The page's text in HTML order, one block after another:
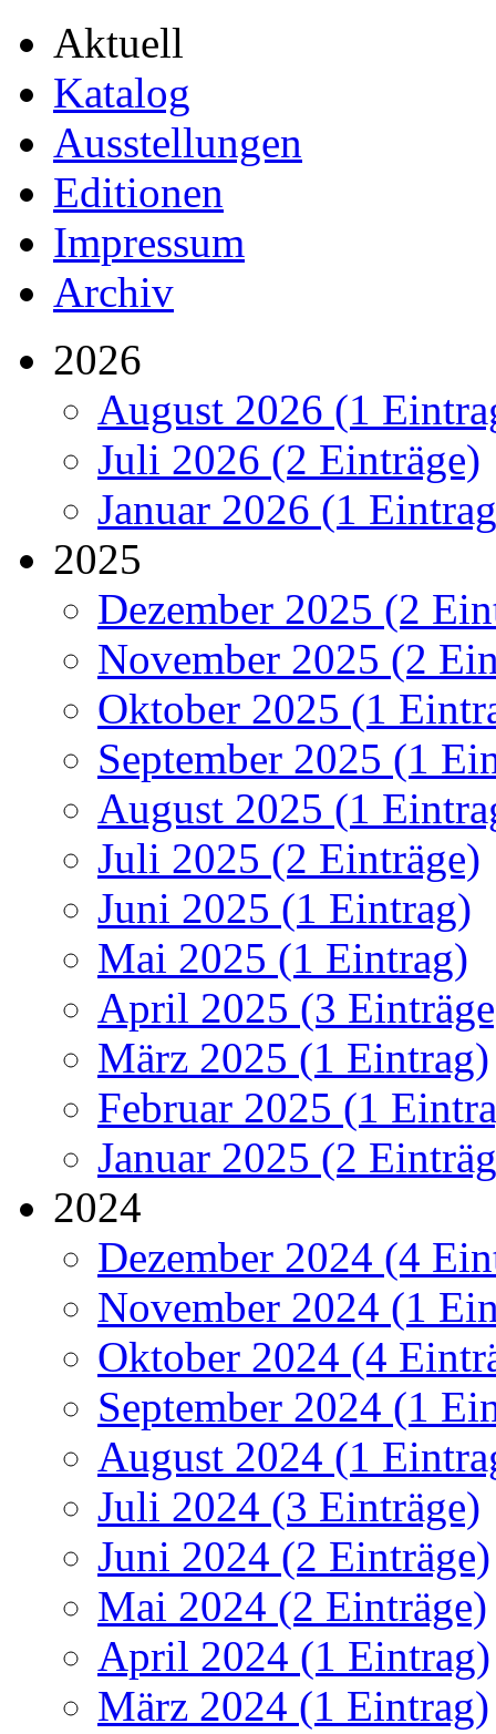
Aktuell
Katalog
Ausstellungen
Editionen
Impressum
Archiv
2026
August 2026 (1
Juli 2026 (2 Einträge)
Januar 2026 (1
2025
Dezember 2025 (2
November 2025 (2
Oktober 2025 (1
September 2025 (1
August 2025 (1
Juli 2025 (2 Einträge)
Juni 2025 (1 Eintrag)
Mai 2025 (1 Eintrag)
April 2025 (3
März 2025 (1 Eintrag)
Februar 2025 (1
Januar 2025 (2
2024
Dezember 2024 (4
November 2024 (1
Oktober 2024 (4
September 2024 (1
August 2024 (1
Juli 2024 (3 Einträge)
Juni 2024 (2 Einträge)
Mai 2024 (2 Einträge)
April 2024 (1 Eintrag)
März 2024 (1 Eintrag)